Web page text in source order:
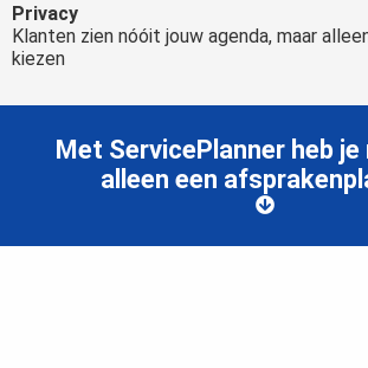
Privacy
Klanten zien nóóit jouw agenda, maar
kiezen
Met ServicePlanner heb je
alleen een